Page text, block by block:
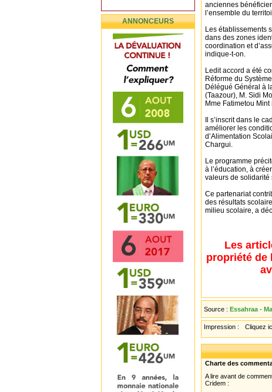
ANNONCEURS
anciennes
l’ensemble du
Les établissements
dans des zones
coordination et
indique-t-on.
Ledit accord a été
Réforme du
Délégué Général à
(Taazour), M. Sidi
Mme Fatimetou
Il s’inscrit dans le
améliorer les
d’Alimentation
Chargui.
Le programme
à l’éducation, à
valeurs de solidarité
Ce partenariat
des résultats
milieu scolaire, a
Les
propriété de
Source : Essahraa -
Impression : Cliquez
Charte des
A lire avant de
Cridem :